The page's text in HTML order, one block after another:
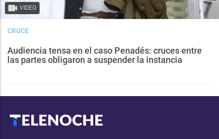
VIDEO
CRUCE
Audiencia tensa en el caso Penadés: cruces entre
las partes obligaron a suspender la instancia